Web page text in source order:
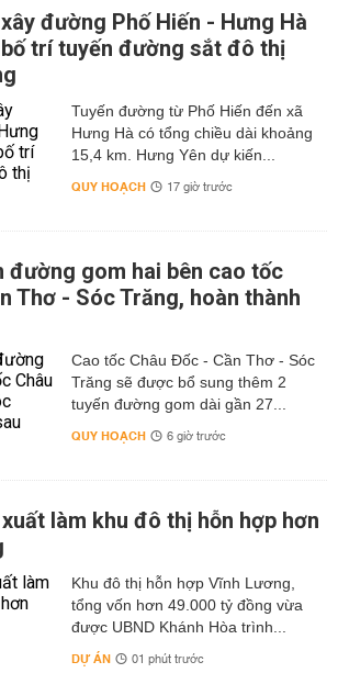
đường Phố Hiến - Hưng Hà
trí tuyến đường sắt đô thị
Tuyến đường từ Phố Hiến đến xã
Hưng Hà có tổng chiều dài khoảng
15,4 km. Hưng Yên dự kiến...
QUY HOẠCH 17 giờ trước
đường gom hai bên cao tốc
Thơ - Sóc Trăng, hoàn thành
Cao tốc Châu Đốc - Cần Thơ - Sóc
Trăng sẽ được bổ sung thêm 2
tuyến đường gom dài gần 27...
QUY HOẠCH 6 giờ trước
làm khu đô thị hỗn hợp hơn
Khu đô thị hỗn hợp Vĩnh Lương,
tổng vốn hơn 49.000 tỷ đồng vừa
được UBND Khánh Hòa trình...
DỰ ÁN 01 phút trước